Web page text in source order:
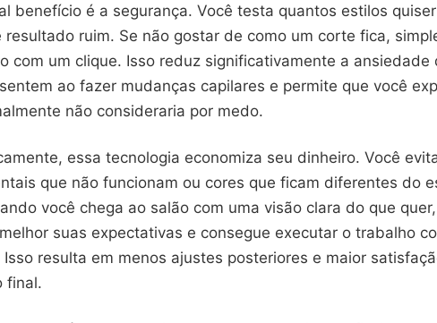
benefício é a segurança. Você testa quantos estilos
resultado ruim. Se não gostar de como um corte fica,
com um clique. Isso reduz significativamente a ansiedade
ao fazer mudanças capilares e permite que você
não consideraria por medo.
essa tecnologia economiza seu dinheiro. Você
que não funcionam ou cores que ficam diferentes do
você chega ao salão com uma visão clara do que
suas expectativas e consegue executar o trabalho
Isso resulta em menos ajustes posteriores e maior
final.